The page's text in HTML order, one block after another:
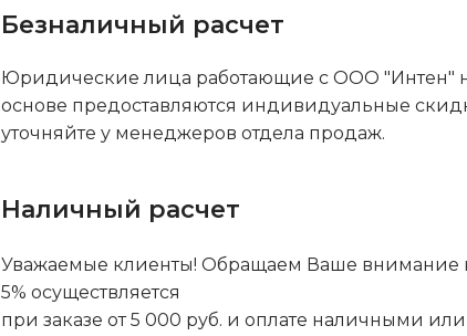
Безналичный расчет
Юридические лица работающие с ООО "Интен"
основе предоставляются индивидуальные
уточняйте у менеджеров отдела продаж.
Наличный расчет
Уважаемые клиенты! Обращаем Ваше внимание
5% осуществляется
при заказе от 5 000 руб. и оплате наличными